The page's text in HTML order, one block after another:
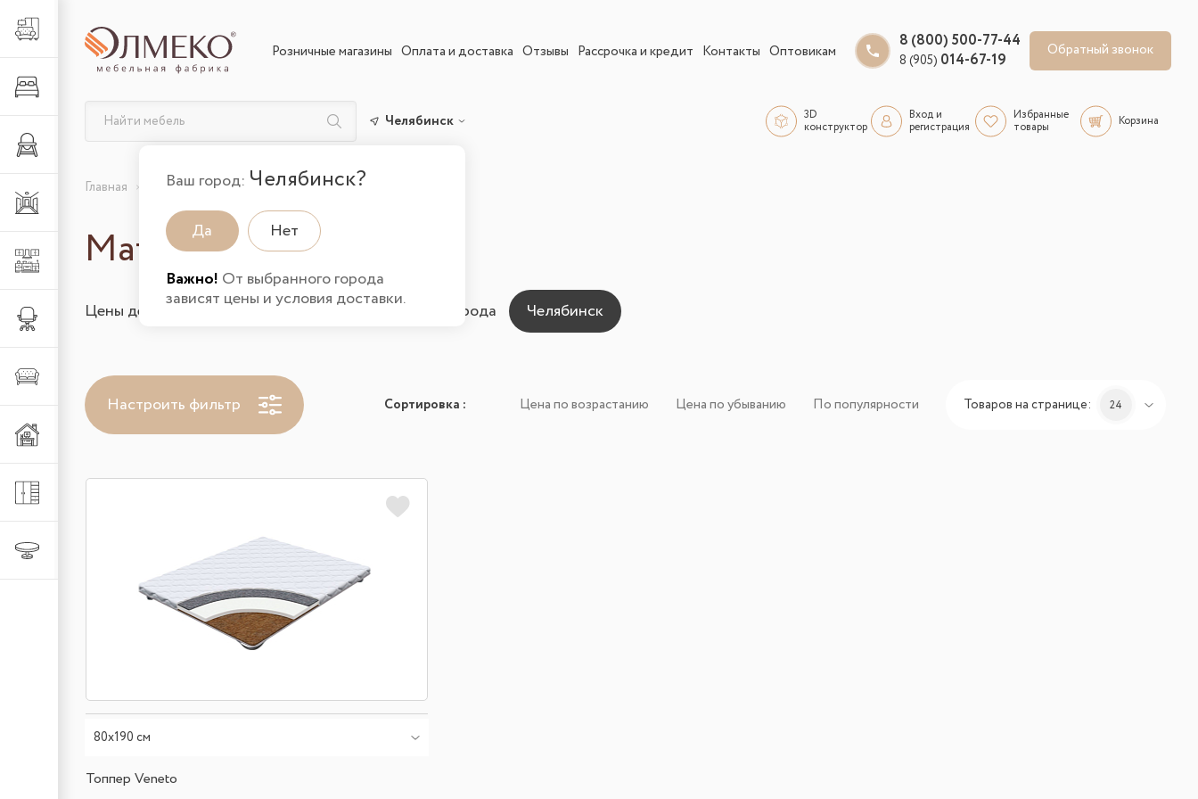
Гостиная
Кухня
Офис
Мягкая
Мебель из металла
Розничные магазины Оплата и доставка Отзывы Рассрочка и кредит Контакты Оптовикам
8 (800) 500-77-44
8 (905) 014-67-19 Обратный звонок
Челябинск
Ваш город: Челябинск?
Да Нет
Важно! От выбранного города
зависят цены и условия доставки.
3D
конструктор
Вход и
регистрация
Избранные
товары
Корзина
Главная Каталог товаров Спальня Матрасы в Челябинске
Матрасы
Цены действительны на 08.08.2026 и указаны для города
Настроить фильтр Сортировка : Цена по возрастанию Цена по убыванию По популярности Товаров на странице: 24
80х190 см
Топпер Veneto